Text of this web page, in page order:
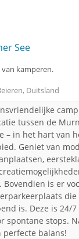
See
kamperen.
Duitsland
tussen de
– in het hart van
Geniet van
Bovendien is er
is. Deze is 24/
spontane stops.
balans!